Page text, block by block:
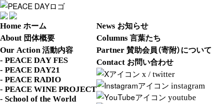
Home ホーム
About 団体概要
Our Action 活動内容
- PEACE DAY FES
- PEACE DAY21
- PEACE RADIO
- PEACE WINE PROJECT
- School of the World
News お知らせ
Columns 言葉たち
Partner 賛助会員（寄附）について
Contact お問い合わせ
x / twitter
instagram
youtube